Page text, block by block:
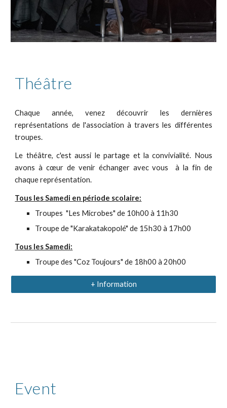
Théâtre
Chaque année, venez découvrir les dernières
représentations de l'association à travers les différentes
troupes.
Le théâtre, c'est aussi le partage et la convivialité. Nous
avons à cœur de venir échanger avec vous à la fin de
chaque représentation.
Tous les Samedi en période scolaire:
Troupes "Les Microbes" de 10h00 à 11h30
Troupe de "Karakatakopolé" de 15h30 à 17h00
Tous les Samedi:
Troupe des "Coz Toujours" de 18h00 à 20h00
+ Information
Event